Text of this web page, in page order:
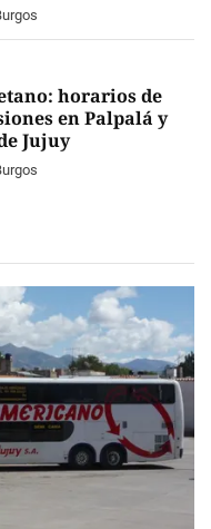
horarios de
en Palpalá y
Jujuy